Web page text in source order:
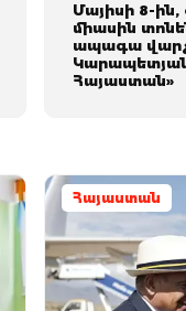
Մայիսի 8-ին,
միասին
ապագա
Հայաստան»
Հայաստան